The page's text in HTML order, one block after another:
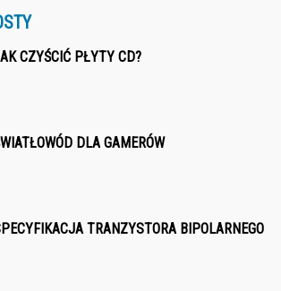
CZYŚCIĆ PŁYTY CD?
DLA GAMERÓW
TRANZYSTORA BIPOLARNEGO